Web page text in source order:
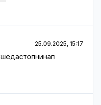
25.09.2025, 15:17